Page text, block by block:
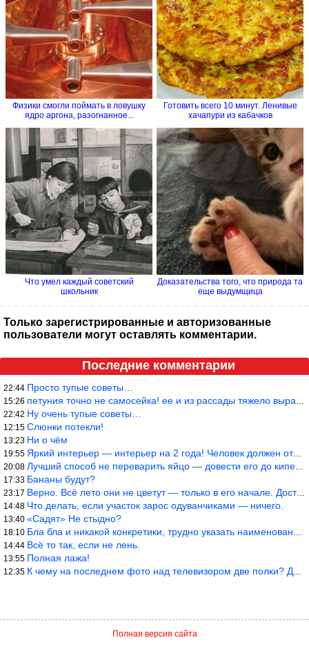
Физики смогли поймать в ловушку
ядро аргона, разогнанное...
Готовить всего 10 минут. Ленивые
хачапури из кабачков
Что умел каждый советский
школьник
Доказательства того, что природа та
еще выдумщица
Только зарегистрированные и авторизованные
пользователи могут оставлять комментарии.
Последние комментарии
22:44 Просто тупые советы…
15:26 петуния точно не самосейка! ее и из рассады тяжело вырастить!
22:42 Ну очень тупые советы…
12:15 Слюнки потекли!
13:23 Ни о чём
19:55 Яркий интерьер — интерьер на 2 года! Человек должен отдыхать в с
20:08 Лучший способ не переварить яйцо — довести его до кипения и выкл
17:33 Бананы будут?
23:17 Верно. Всё лето они не цветут — только в его начале. Достаточно
14:48 Что делать, если участок зарос одуванчиками — ничего.
13:40 «Садят» Не стыдно?
18:10 Бла бла и никакой конкретики, трудно указать наименование рекоме
14:44 Всё то так, если не лень.
13:55 Полная лажа!
12:35 К чему на последнем фото над телевизором две полки? Делают интер
Полная версия сайта